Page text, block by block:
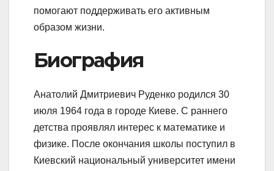
помогают поддерживать его активным
образом жизни.
Биография
Анатолий Дмитриевич Руденко родился 30
июля 1964 года в городе Киеве. С раннего
детства проявлял интерес к математике и
физике. После окончания школы поступил в
Киевский национальный университет имени